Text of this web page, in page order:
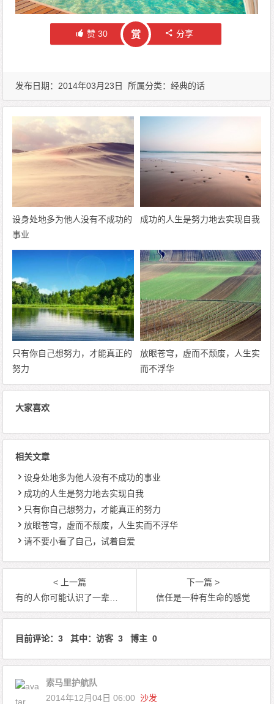
赞30 赏 分享
发布日期：2014年03月23日 所属分类：经典的话
设身处地多为他人没有不成功的
事业
成功的人生是努力地去实现自我
只有你自己想努力，才能真正的
努力
放眼苍穹，虚而不颓废，人生实
而不浮华
大家喜欢
相关文章
设身处地多为他人没有不成功的事业
成功的人生是努力地去实现自我
只有你自己想努力，才能真正的努力
放眼苍穹，虚而不颓废，人生实而不浮华
请不要小看了自己，试着自爱
< 上一篇
有的人你可能认识了一辈子却忽视了一辈子
下一篇 >
信任是一种有生命的感觉
目前评论：3 其中：访客 3 博主 0
索马里护航队
2014年12月04日 06:00 沙发